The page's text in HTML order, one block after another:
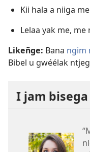
Kii hala a niiga
Lelaa yak me, me
Likeñge: Bana ngim
Bibel u gwéélak
I jam